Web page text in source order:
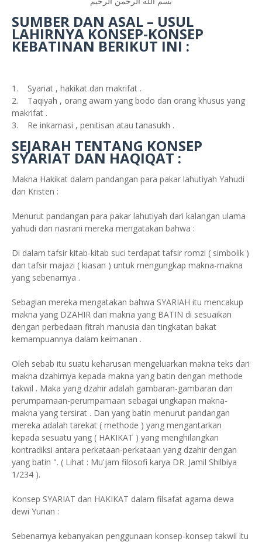
SUMBER DAN ASAL – USUL
LAHIRNYA KONSEP-KONSEP
KEBATINAN BERIKUT INI :
1. Syariat , hakikat dan makrifat .
2. Taqiyah , orang awam yang bodo dan orang khusus yang
makrifat .
3. Re inkarnasi , penitisan atau tanasukh .
SEJARAH TENTANG KONSEP
SYARIAT DAN HAQIQAT :
Makna Hakikat dalam pandangan para pakar lahutiyah Yahudi
dan Kristen :
Menurut pandangan para pakar lahutiyah dari kalangan ulama
yahudi dan nasrani mereka mengatakan bahwa :
Di dalam tafsir kitab-kitab suci terdapat tafsir romzi ( simbolik )
dan tafsir majazi ( kiasan ) untuk mengungkap makna-makna
yang sebenarnya .
Sebagian mereka mengatakan bahwa SYARIAH itu mencakup
makna yang DZAHIR dan makna yang BATIN di sesuaikan
dengan perbedaan fitrah manusia dan tingkatan bakat
kemampuannya dalam keimanan .
Oleh sebab itu suatu keharusan mengeluarkan makna teks dari
makna dzahirnya kepada makna yang batin dengan methode
takwil . Maka yang dzahir adalah gambaran-gambaran dan
perumpamaan-perumpamaan sebagai ungkapan makna-
makna yang tersirat . Dan yang batin menurut pandangan
mereka adalah tarekat ( methode ) yang mengantarkan
kepada sesuatu yang ( HAKIKAT ) yang menghilangkan
kontradiksi antara perkataan-perkataan yang dzahir dengan
yang batin ". ( Lihat : Mu'jam filosofi karya DR. Jamil Shilbiya
1/234 ).
Konsep SYARIAT dan HAKIKAT dalam filsafat agama dewa
dewi Yunan :
Sebenarnya kebanyakan penggunaan konsep-konsep takwil itu